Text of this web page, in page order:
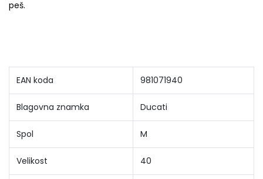
peš.
EAN koda 981071940
Blagovna znamka Ducati
Spol M
Velikost 40